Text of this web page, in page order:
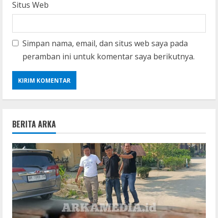
Situs Web
Simpan nama, email, dan situs web saya pada
peramban ini untuk komentar saya berikutnya.
BERITA ARKA